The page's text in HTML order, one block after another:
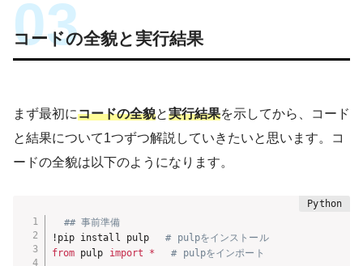
コードの全貌と実行結果
まず最初にコードの全貌と実行結果を示してから、コード
と結果について1つずつ解説していきたいと思います。コ
ードの全貌は以下のようになります。
## 事前準備
!pip install pulp
# pulpをインストール
from pulp import * # pulpをインポート